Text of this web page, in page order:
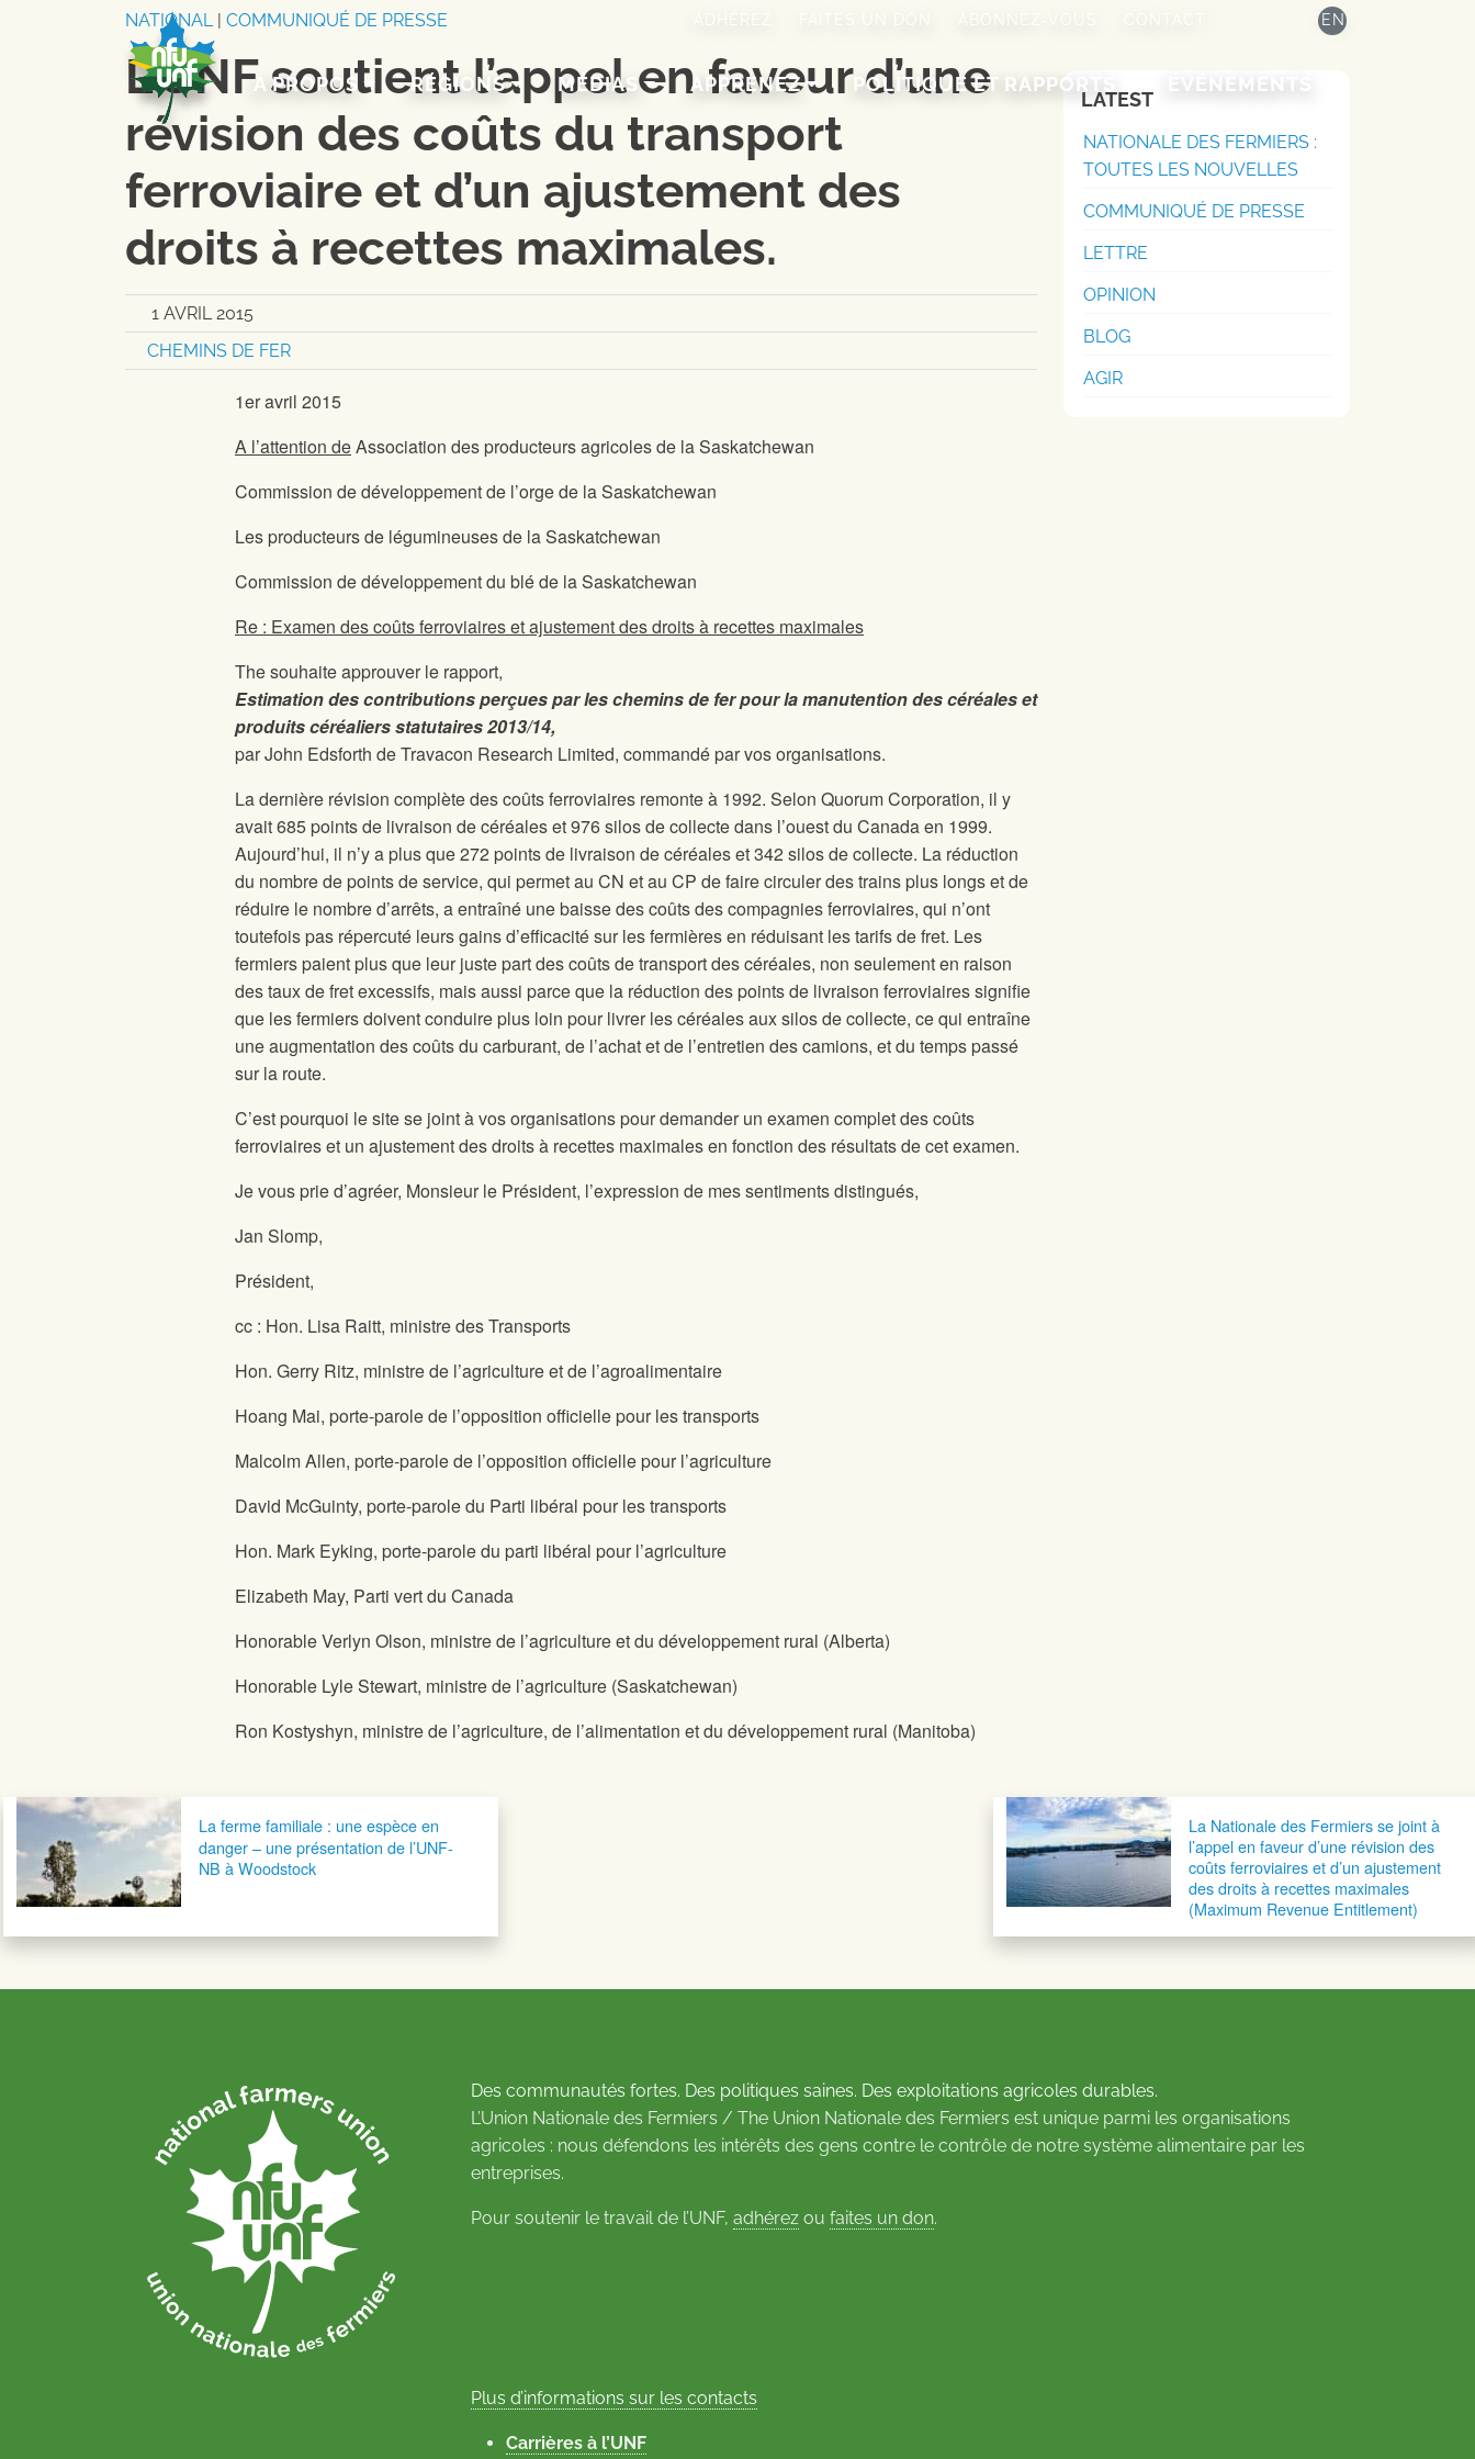
ADHÉREZ ABONNEZ-VOUS EN
A PROPOS RÉGIONS MÉDIAS APPRENEZ POLITIQUE ET RAPPORTS ÉVÉNEMENTS
NATIONAL| COMMUNIQUÉ DE PRESSE
L’UNF soutient l’appel en faveur d’une
révision des coûts du transport
ferroviaire et d’un ajustement des
droits à recettes maximales.
1 AVRIL 2015
CHEMINS DE FER
1er avril 2015
A l’attention deAssociation des producteurs agricoles de la Saskatchewan
Commission de développement de l’orge de la Saskatchewan
Les producteurs de légumineuses de la Saskatchewan
Commission de développement du blé de la Saskatchewan
Re : Examen des coûts ferroviaires et ajustement des droits à recettes maximales
Thesouhaite approuver le rapport,
Estimation des contributions perçues par les chemins de fer pour la manutention des céréales et
produits céréaliers statutaires 2013/14,
par John Edsforth de Travacon Research Limited, commandé par vos organisations.
La dernière révision complète des coûts ferroviaires remonte à 1992. Selon Quorum Corporation, il y
avait 685 points de livraison de céréales et 976 silos de collecte dans l’ouest du Canada en 1999.
Aujourd’hui, il n’y a plus que 272 points de livraison de céréales et 342 silos de collecte. La réduction
du nombre de points de service, qui permet au CN et au CP de faire circuler des trains plus longs et de
réduire le nombre d’arrêts, a entraîné une baisse des coûts des compagnies ferroviaires, qui n’ont
toutefois pas répercuté leurs gains d’efficacité sur les fermières en réduisant les tarifs de fret. Les
fermiers paient plus que leur juste part des coûts de transport des céréales, non seulement en raison
des taux de fret excessifs, mais aussi parce que la réduction des points de livraison ferroviaires signifie
que les fermiers doivent conduire plus loin pour livrer les céréales aux silos de collecte, ce qui entraîne
une augmentation des coûts du carburant, de l’achat et de l’entretien des camions, et du temps passé
sur la route.
C’est pourquoi le sitese joint à vos organisations pour demander un examen complet des coûts
ferroviaires et un ajustement des droits à recettes maximales en fonction des résultats de cet examen.
Je vous prie d’agréer, Monsieur le Président, l’expression de mes sentiments distingués,
Jan Slomp,
Président,
cc : Hon. Lisa Raitt, ministre des Transports
Hon. Gerry Ritz, ministre de l’agriculture et de l’agroalimentaire
Hoang Mai, porte-parole de l’opposition officielle pour les transports
Malcolm Allen, porte-parole de l’opposition officielle pour l’agriculture
David McGuinty, porte-parole du Parti libéral pour les transports
Hon. Mark Eyking, porte-parole du parti libéral pour l’agriculture
Elizabeth May, Parti vert du Canada
Honorable Verlyn Olson, ministre de l’agriculture et du développement rural (Alberta)
Honorable Lyle Stewart, ministre de l’agriculture (Saskatchewan)
Ron Kostyshyn, ministre de l’agriculture, de l’alimentation et du développement rural (Manitoba)
LATEST
NATIONALE DES FERMIERS :
TOUTES LES NOUVELLES
COMMUNIQUÉ DE PRESSE
LETTRE
OPINION
BLOG
AGIR
Navigation postaleLa ferme familiale : une espèce en
danger – une présentation de l’UNF-
NB à Woodstock
La Nationale des Fermiers se joint à
l’appel en faveur d’une révision des
coûts ferroviaires et d’un ajustement
des droits à recettes maximales
(Maximum Revenue Entitlement)
Des communautés fortes. Des politiques saines. Des exploitations agricoles durables.
L’Union Nationale des Fermiers / The Union Nationale des Fermiers est unique parmi les organisations
agricoles : nous défendons les intérêts des gens contre le contrôle de notre système alimentaire par les
entreprises.
Pour soutenir le travail de l’UNF, adhérez ou faites un don.
Plus d’informations sur les contacts
Carrières à l’UNF